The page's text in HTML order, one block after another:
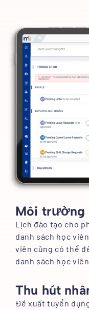
Môi trường
Lịch đào tạo cho
danh sách học
viên cũng có thể
danh sách học
Thu hút
Đề xuất tuyển